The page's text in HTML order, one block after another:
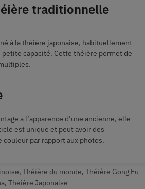
traditionnelle
à la théière japonaise, habituellement
capacité. Cette théière permet de
a l’apparence d’une ancienne, elle
est unique et peut avoir des
par rapport aux photos.
, Théière du monde, Théière Gong Fu
, Théière Japonaise